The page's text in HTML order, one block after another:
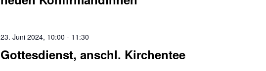
Gottesdienst, anschl. Kirchentee
23. Juni 2024, 10:00 - 11:30